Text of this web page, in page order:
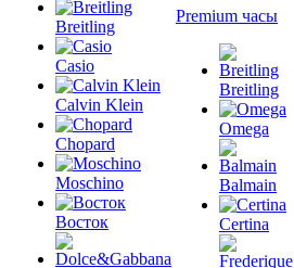
Breitling
Casio
Calvin Klein
Chopard
Moschino
Восток
Premium часы
Breitling
Omega
Balmain
Certina